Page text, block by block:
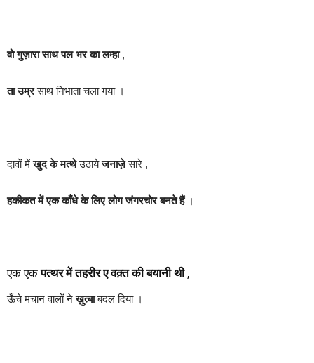
वो गुज़ारा साथ पल भर का लम्हा,
ता उम्रसाथ निभाता चला गया ।
दावों मेंखुद के मत्थेउठायेजनाज़ेसारे ,
हकीकत में एक काँधे के लिए लोग जंगरचोर बनते हैं।
एक एकपत्थर में तहरीर ए वक़्त की बयानी थी,
ऊँचे मचान वालों नेख़ुत्बाबदल दिया ।